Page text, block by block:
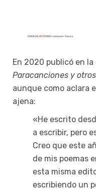
En 2020 publicó en
Paracanciones y
aunque como aclara
ajena:
«He escrito
a escribir, pero
Creo que este
de mis poemas
esta misma
escribiendo un